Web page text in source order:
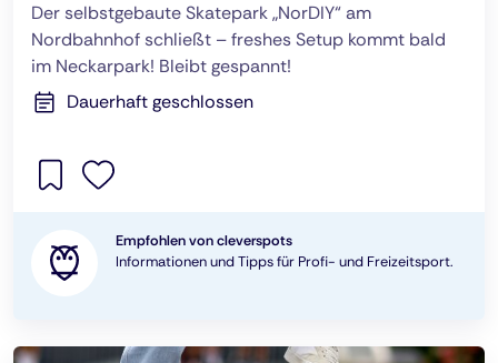
Der selbstgebaute Skatepark „NorDIY“ am
Nordbahnhof schließt – freshes Setup kommt bald
im Neckarpark! Bleibt gespannt!
Dauerhaft geschlossen
Empfohlen von cleverspots
Informationen und Tipps für Profi- und Freizeitsport.